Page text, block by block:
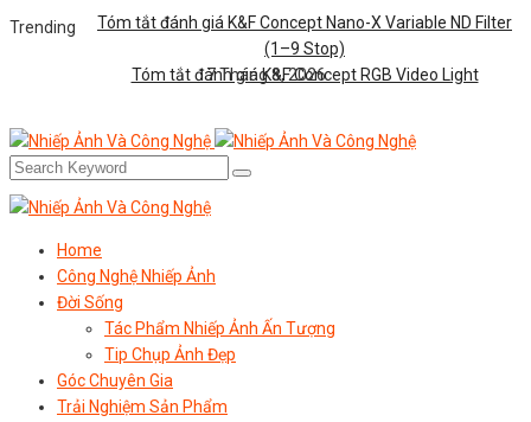
Trending
Tóm tắt đánh giá K&F Concept Nano-X Variable ND Filter
(1–9 Stop)
Tóm tắt đánh giá K&F Concept RGB Video Light
7 Tháng 8, 2026
Home
Công Nghệ Nhiếp Ảnh
Đời Sống
Tác Phẩm Nhiếp Ảnh Ấn Tượng
Tip Chụp Ảnh Đẹp
Góc Chuyên Gia
Trải Nghiệm Sản Phẩm